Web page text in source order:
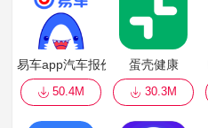
易车app汽车报价
50.4M
蛋壳健康
30.3M